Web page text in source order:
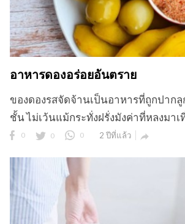
อาหารดองอร่อยอันตราย
ของดองรสจัดจ้านเป็นอาหารที่ถูกปาก
ชั้น ไม่เว้นแม้กระทั่งฝรั่งมังค่าที่หลงมาเ
0 0 0 2 ปีที่แล้ว 